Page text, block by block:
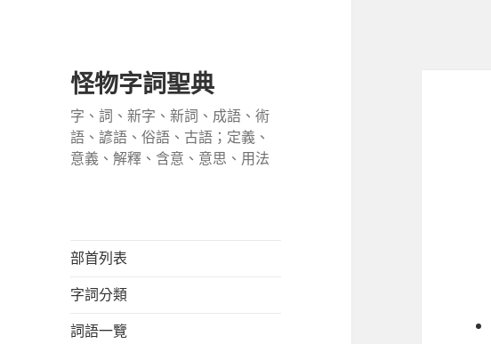
怪物字詞聖典
字、詞、新字、新詞、成語、術
語、諺語、俗語、古語；定義、
意義、解釋、含意、意思、用法
部首列表
字詞分類
詞語一覽